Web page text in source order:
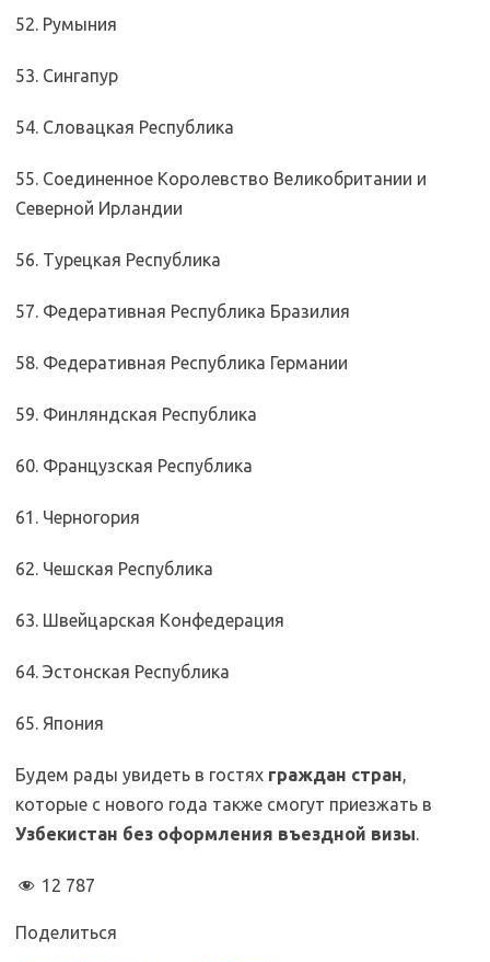
52. Румыния
53. Сингапур
54. Словацкая Республика
55. Соединенное Королевство Великобритании и
Северной Ирландии
56. Турецкая Республика
57. Федеративная Республика Бразилия
58. Федеративная Республика Германии
59. Финляндская Республика
60. Французская Республика
61. Черногория
62. Чешская Республика
63. Швейцарская Конфедерация
64. Эстонская Республика
65. Япония
Будем рады увидеть в гостях граждан стран,
которые с нового года также смогут приезжать в
Узбекистан без оформления въездной визы.
12 787
Поделиться